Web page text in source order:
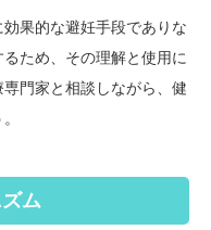
果的な避妊手段でありな
ため、その理解と使用に
門家と相談しながら、健
ム